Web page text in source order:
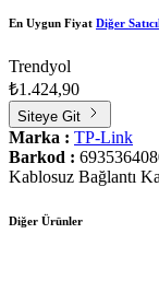
En Uygun Fiyat Diğer
Trendyol
₺1.424,90
Siteye Git
Marka : TP-Link
Barkod :
Kablosuz Bağlantı
Diğer Ürünler